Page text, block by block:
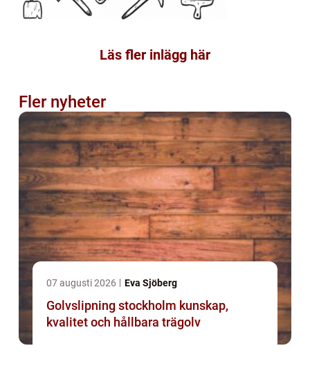
Läs fler inlägg här
Fler nyheter
07 augusti 2026 Eva Sjöberg
Golvslipning stockholm kunskap,
kvalitet och hållbara trägolv